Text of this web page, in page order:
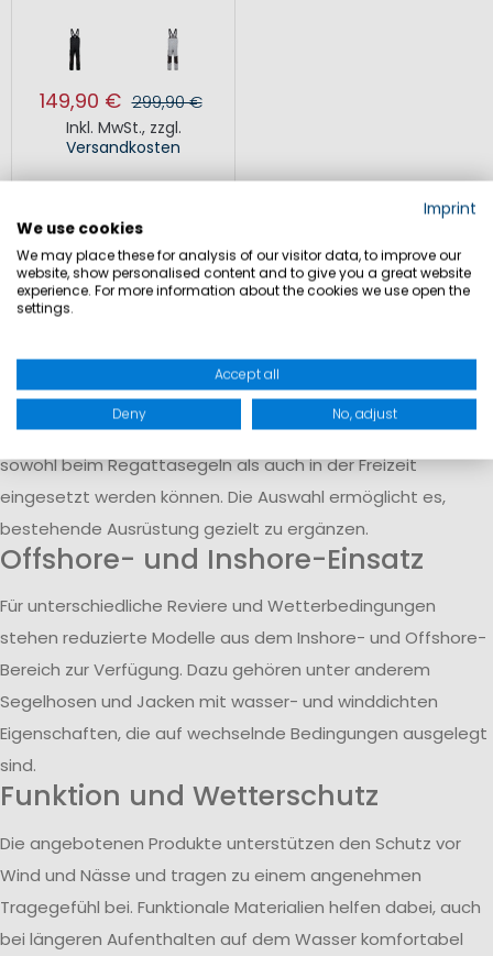
149,90 € 299,90 €
Inkl. MwSt., zzgl.
Versandkosten
Vielfältige Segelbekleidung im Sale
Im Sale-Sortiment finden sich zahlreiche Artikel aus
verschiedenen Bereichen der Segelbekleidung. Dazu zählen
Neopren, Rash Guards sowie winddichte Accessoires, die
sowohl beim Regattasegeln als auch in der Freizeit
eingesetzt werden können. Die Auswahl ermöglicht es,
bestehende Ausrüstung gezielt zu ergänzen.
Offshore- und Inshore-Einsatz
Für unterschiedliche Reviere und Wetterbedingungen
stehen reduzierte Modelle aus dem Inshore- und Offshore-
Bereich zur Verfügung. Dazu gehören unter anderem
Segelhosen und Jacken mit wasser- und winddichten
Eigenschaften, die auf wechselnde Bedingungen ausgelegt
sind.
Funktion und Wetterschutz
Die angebotenen Produkte unterstützen den Schutz vor
Wind und Nässe und tragen zu einem angenehmen
Tragegefühl bei. Funktionale Materialien helfen dabei, auch
bei längeren Aufenthalten auf dem Wasser komfortabel
Imprint
We use cookies
We may place these for analysis of our visitor data, to improve our
website, show personalised content and to give you a great website
experience. For more information about the cookies we use open the
settings.
Accept all
Deny No, adjust